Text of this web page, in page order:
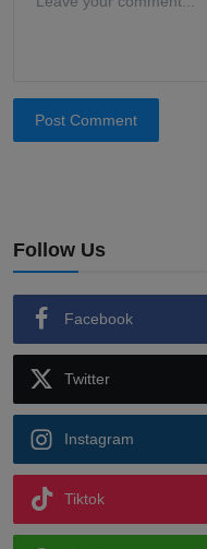
Post Comment
Follow Us
Facebook
Twitter
Instagram
Tiktok